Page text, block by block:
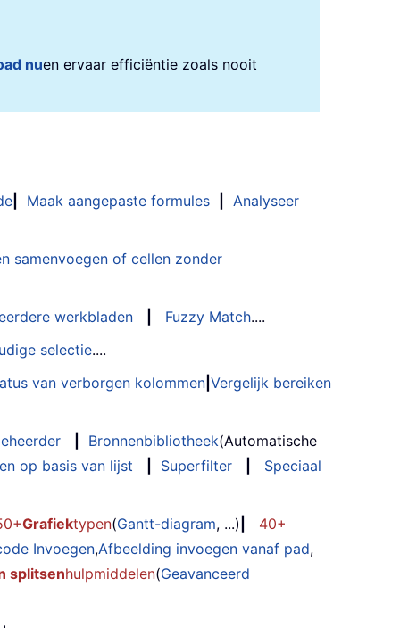
nuen ervaar efficiëntie zoals nooit
Maak aangepaste formules
Analyseer
samenvoegen of cellen zonder
werkbladen Fuzzy Match....
selectie....
van verborgen kolommen Vergelijk bereiken
Bronnenbibliotheek(Automatische
op basis van lijst Superfilter
Speciaal
Grafiektypen(Gantt-diagram, ...)
40+
Invoegen,Afbeelding invoegen vanaf pad,
splitsenhulpmiddelen(Geavanceerd